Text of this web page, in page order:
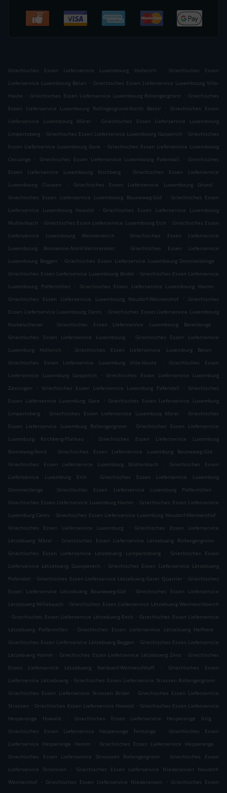
Griechisches Essen Lieferservice Luxembourg Hollerich .
Griechisches Essen
Lieferservice Luxembourg Belair . Griechisches Essen Lieferservice Luxembourg Ville-
Haute
. Griechisches Essen Lieferservice Luxembourg Rollengergronn . Griechisches
Essen Lieferservice Luxembourg Rollingergrund-North Belair
. Griechisches Essen
Lieferservice Luxembourg Märel
.
Griechisches Essen Lieferservice Luxembourg
Limpertsberg . Griechisches Essen Lieferservice Luxembourg Gasperich . Griechisches
Essen Lieferservice Luxembourg Gare
. Griechisches Essen Lieferservice Luxembourg
Cessange
. Griechisches Essen Lieferservice Luxembourg Pafendall . Griechisches
Essen Lieferservice Luxembourg Kirchberg
.
Griechisches Essen Lieferservice
Luxembourg Clausen
. Griechisches Essen Lieferservice Luxembourg Grund
.
Griechisches Essen Lieferservice Luxembourg Bouneweg-Süd
.
Griechisches Essen
Lieferservice Luxembourg Howald
. Griechisches Essen Lieferservice Luxembourg
Muhlenbach . Griechisches Essen Lieferservice Luxembourg Eich . Griechisches Essen
Lieferservice Luxembourg Weimerskirch
.
Griechisches Essen Lieferservice
Luxembourg Bonnevoie-Nord-Verlorenkost
.
Griechisches Essen Lieferservice
Luxembourg Beggen
. Griechisches Essen Lieferservice Luxembourg Dommeldange
.
Griechisches Essen Lieferservice Luxembourg Bridel . Griechisches Essen Lieferservice
Luxembourg Polfermillen
. Griechisches Essen Lieferservice Luxembourg Hamm
.
Griechisches Essen Lieferservice Luxembourg Neudorf-Weimershof
.
Griechisches
Essen Lieferservice Luxembourg Cents . Griechisches Essen Lieferservice Luxembourg
Kockelscheuer
. Griechisches Essen Lieferservice Luxembourg Bereldange
.
Griechisches Essen Lieferservice Luxembourg
.
Griechisches Essen Lieferservice
Luxemburg Hollerich
. Griechisches Essen Lieferservice Luxemburg Belair
.
Griechisches Essen Lieferservice Luxemburg Ville-Haute
.
Griechisches Essen
Lieferservice Luxemburg Gasperich
. Griechisches Essen Lieferservice Luxemburg
Zessingen
. Griechisches Essen Lieferservice Luxemburg Pafendall . Griechisches
Essen Lieferservice Luxemburg Gare
. Griechisches Essen Lieferservice Luxemburg
Limpertsberg
. Griechisches Essen Lieferservice Luxemburg Märel . Griechisches
Essen Lieferservice Luxemburg Rollengergronn
.
Griechisches Essen Lieferservice
Luxemburg Kirchberg-Plateau
.
Griechisches Essen Lieferservice Luxemburg
Bonneweg-Nord
. Griechisches Essen Lieferservice Luxemburg Bouneweg-Süd
.
Griechisches Essen Lieferservice Luxemburg Mühlenbach
.
Griechisches Essen
Lieferservice Luxemburg Eich
.
Griechisches Essen Lieferservice Luxemburg
Dommeldange
. Griechisches Essen Lieferservice Luxemburg Polfermillen
.
Griechisches Essen Lieferservice Luxemburg Hamm . Griechisches Essen Lieferservice
Luxemburg Cents . Griechisches Essen Lieferservice Luxemburg Neudorf-Weimershof .
Griechisches Essen Lieferservice Luxemburg
.
Griechisches Essen Lieferservice
Lëtzebuerg Märel
. Griechisches Essen Lieferservice Lëtzebuerg Rollengergronn
.
Griechisches Essen Lieferservice Lëtzebuerg Lampertsbierg
.
Griechisches Essen
Lieferservice Lëtzebuerg Gaasperech
. Griechisches Essen Lieferservice Lëtzebuerg
Pafendall . Griechisches Essen Lieferservice Lëtzebuerg Garer Quartier . Griechisches
Essen Lieferservice Lëtzebuerg Bouneweg-Süd
.
Griechisches Essen Lieferservice
Lëtzebuerg Millebaach . Griechisches Essen Lieferservice Lëtzebuerg Weimeschkierch
. Griechisches Essen Lieferservice Lëtzebuerg Eech . Griechisches Essen Lieferservice
Lëtzebuerg Polfermillen
. Griechisches Essen Lieferservice Lëtzebuerg Helftent
.
Griechisches Essen Lieferservice Lëtzebuerg Beggen . Griechisches Essen Lieferservice
Lëtzebuerg Hamm . Griechisches Essen Lieferservice Lëtzebuerg Zens . Griechisches
Essen Lieferservice Lëtzebuerg Neiduerf-Weimeschhaff
.
Griechisches Essen
Lieferservice Lëtzebuerg . Griechisches Essen Lieferservice Strassen Rollengergronn .
Griechisches Essen Lieferservice Strassen Bridel
. Griechisches Essen Lieferservice
Strassen . Griechisches Essen Lieferservice Howald . Griechisches Essen Lieferservice
Hesperange Howald
. Griechisches Essen Lieferservice Hesperange Itzig
.
Griechisches Essen Lieferservice Hesperange Fentange
.
Griechisches Essen
Lieferservice Hesperange Hamm
. Griechisches Essen Lieferservice Hesperange
.
Griechisches Essen Lieferservice Stroossen Rollengergronn
.
Griechisches Essen
Lieferservice Stroossen
.
Griechisches Essen Lieferservice Niederanven Neudorf-
Weimershof
. Griechisches Essen Lieferservice Niederanven . Griechisches Essen